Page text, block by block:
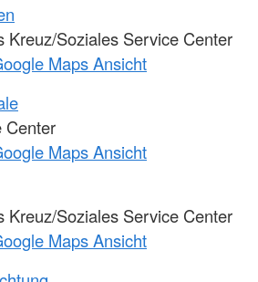
Kreuz/Soziales Service Center
Maps Ansicht
Center
Maps Ansicht
Kreuz/Soziales Service Center
Maps Ansicht